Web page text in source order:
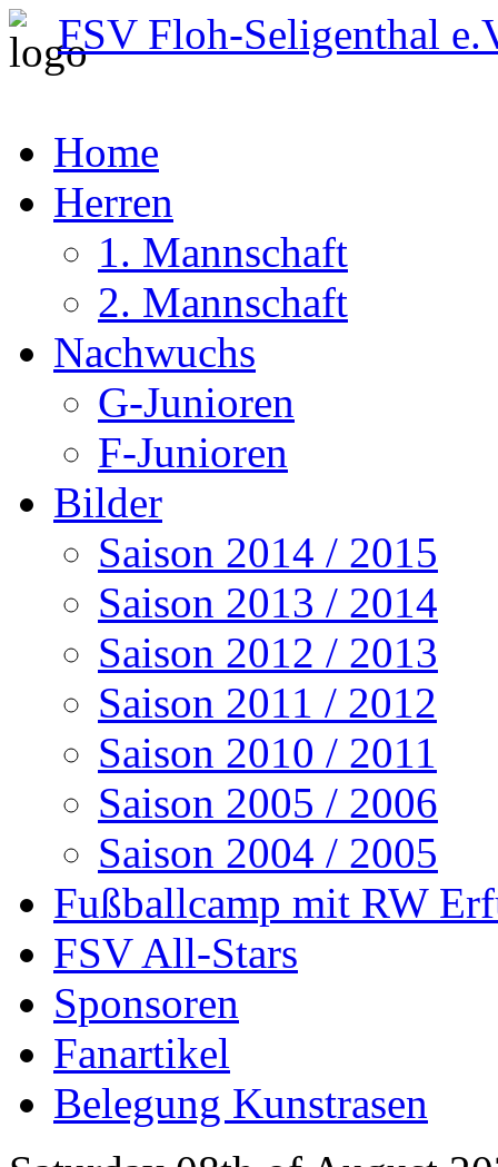
FSV Floh-Seligenthal
Home
Herren
1. Mannschaft
2. Mannschaft
Nachwuchs
G-Junioren
F-Junioren
Bilder
Saison 2014 / 2015
Saison 2013 / 2014
Saison 2012 / 2013
Saison 2011 / 2012
Saison 2010 / 2011
Saison 2005 / 2006
Saison 2004 / 2005
Fußballcamp mit RW
FSV All-Stars
Sponsoren
Fanartikel
Belegung Kunstrasen